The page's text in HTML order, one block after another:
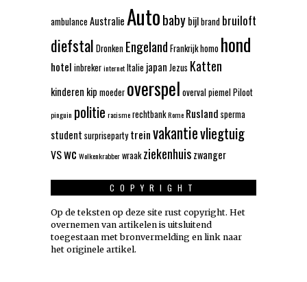
ambulance AustralieAutobabybijlbrand bruiloft
diefstal Dronken Engeland Frankrijkhomo hond
hotel inbrekerinternetItalie japan Jezus Katten
kinderen kip moeder overspel overvalpiemelPiloot
pinguin politie racismerechtbankRome Rusland sperma
student surpriseparty treinvakantievliegtuig
VSwc Wolkenkrabberwraak ziekenhuiszwanger
COPYRIGHT
Op de teksten op deze site rust copyright. Het
overnemen van artikelen is uitsluitend
toegestaan met bronvermelding en link naar
het originele artikel.